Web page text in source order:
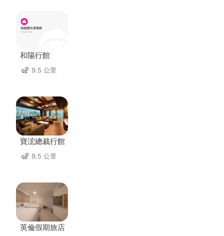
和陽行館
9.5 公里
寶浤總裁行館
9.5 公里
英倫假期旅店